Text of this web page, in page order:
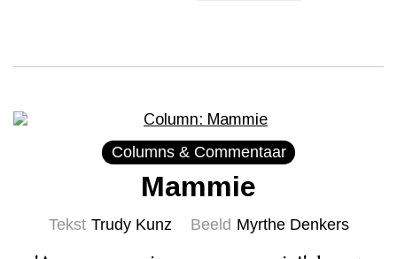
Columns & Commentaar
Mammie
Tekst Trudy Kunz Beeld Myrthe Denkers